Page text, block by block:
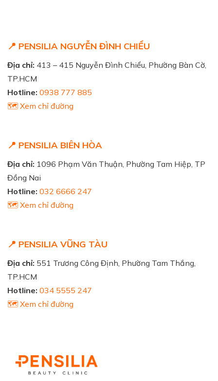
📍 PENSILIA NGUYỄN ĐÌNH CHIỂU
Địa chỉ: 413 – 415 Nguyễn Đình Chiểu, Phường Bàn Cờ,
TP.HCM
Hotline: 0938 777 885
🗺️ Xem chỉ đường
📍 PENSILIA BIÊN HÒA
Địa chỉ: 1096 Phạm Văn Thuận, Phường Tam Hiệp, TP
Đồng Nai
Hotline: 032 6666 247
🗺️ Xem chỉ đường
📍 PENSILIA VŨNG TÀU
Địa chỉ: 551 Trương Công Định, Phường Tam Thắng,
TP.HCM
Hotline: 034 5555 247
🗺️ Xem chỉ đường